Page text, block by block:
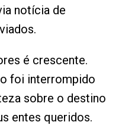
notícia de
é crescente.
foi interrompido
sobre o destino
entes queridos.